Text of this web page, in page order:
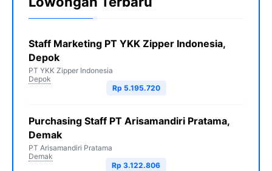
Staff Marketing PT YKK Zipper Indonesia,
Depok
PT YKK Zipper Indonesia
Depok
Rp 5.195.720
Purchasing Staff PT Arisamandiri Pratama,
Demak
PT Arisamandiri Pratama
Demak
Rp 3.122.806